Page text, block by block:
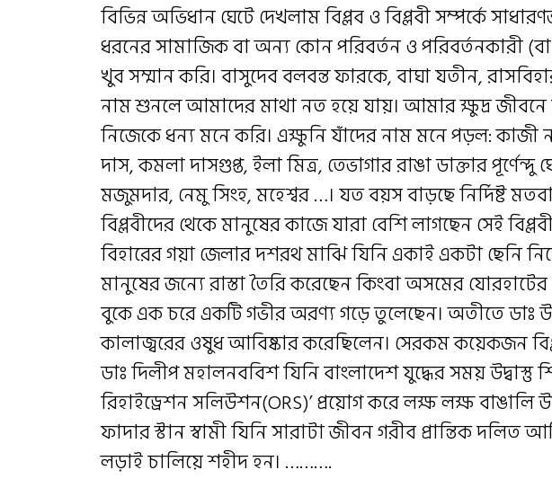
বিভিন্ন অভিধান ঘেটে দেখলাম বিপ্লব ও বিপ্লবী সম্পর্কে
ধরনের সামাজিক বা অন্য কোন পরিবর্তন ও পরিবর্তনকারী
খুব সম্মান করি। বাসুদেব বলবন্ত ফারকে, বাঘা যতীন,
নাম শুনলে আমাদের মাথা নত হয়ে যায়। আমার ক্ষুদ্র জীবনে
নিজেকে ধন্য মনে করি। এক্ষুনি যাঁদের নাম মনে পড়ল:
দাস, কমলা দাসগুপ্ত, ইলা মিত্র, তেভাগার রাঙা ডাক্তার
মজুমদার, নেমু সিংহ, মহেশ্বর …। যত বয়স বাড়ছে নির্দিষ্ট
বিপ্লবীদের থেকে মানুষের কাজে যারা বেশি লাগছেন সেই
বিহারের গয়া জেলার দশরথ মাঝি যিনি একাই একটা ছেনি
মানুষের জন্যে রাস্তা তৈরি করেছেন কিংবা অসমের যোরহাটের
বুকে এক চরে একটি গভীর অরণ্য গড়ে তুলেছেন। অতীতে ডাঃ
কালাজ্বরের ওষুধ আবিষ্কার করেছিলেন। সেরকম কয়েকজন
ডাঃ দিলীপ মহালনববিশ যিনি বাংলাদেশ যুদ্ধের সময় উদ্বাস্তু
রিহাইড্রেশন সলিউশন(ORS)’ প্রয়োগ করে লক্ষ লক্ষ বাঙালি
ফাদার স্টান স্বামী যিনি সারাটা জীবন গরীব প্রান্তিক
লড়াই চালিয়ে শহীদ হন। ……….